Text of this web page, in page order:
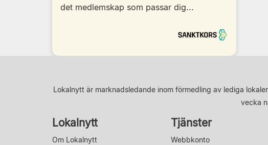
det medlemskap som passar dig...
Lokalnytt är marknadsledande inom förmedling av lediga
vecka
Lokalnytt
Om Lokalnytt
Tjänster
Webbkonto